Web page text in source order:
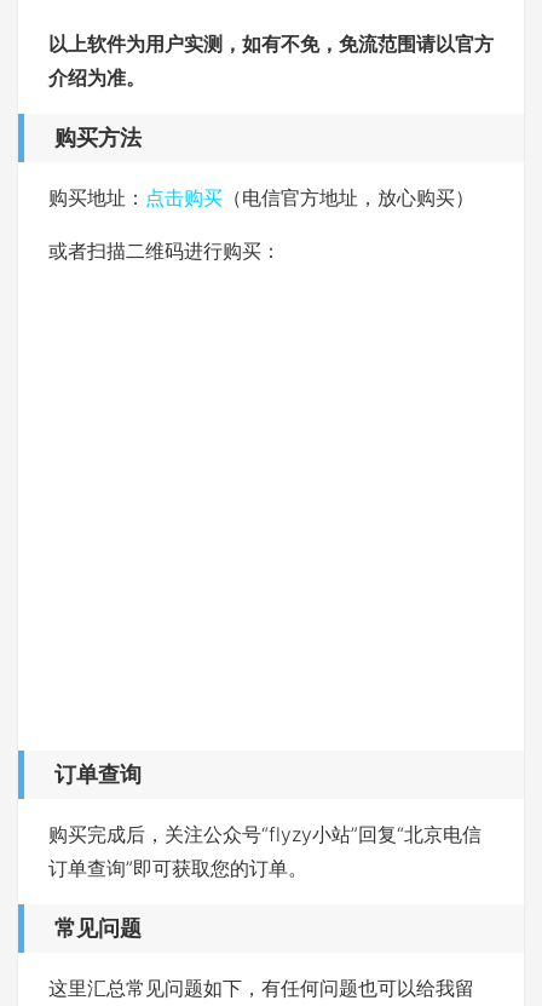
以上软件为用户实测，如有不免，免流范围请以官方
介绍为准。
购买方法
购买地址： 点击购买 （电信官方地址，放心购买）
或者扫描二维码进行购买：
订单查询
购买完成后，关注公众号“flyzy小站”回复“北京电信
订单查询”即可获取您的订单。
常见问题
这里汇总常见问题如下，有任何问题也可以给我留